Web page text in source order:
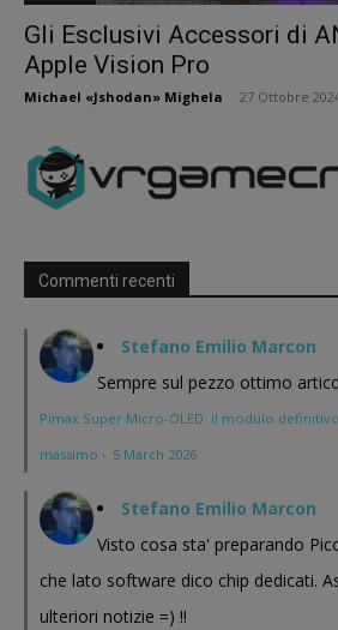
Gli Esclusivi Accessori di
Apple Vision Pro
Michael «Jshodan» Mighela 27 Ottobre
Commenti recenti
Stefano Emilio Marcon
Sempre sul pezzo ottimo
Pimax Super Micro-OLED: il modulo
massimo · 5 March 2026
Stefano Emilio Marcon
Visto cosa sta' preparando
che lato software dico chip dedicati.
ulteriori notizie =) !!